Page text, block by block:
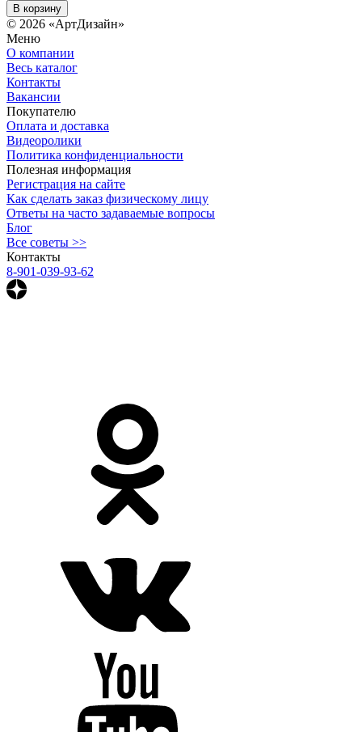
В корзину
© 2026 «АртДизайн»
Меню
О компании
Весь каталог
Контакты
Вакансии
Покупателю
Оплата и доставка
Видеоролики
Политика конфиденциальности
Полезная информация
Регистрация на сайте
Как сделать заказ физическому лицу
Ответы на часто задаваемые вопросы
Блог
Все советы >>
Контакты
8-901-039-93-62